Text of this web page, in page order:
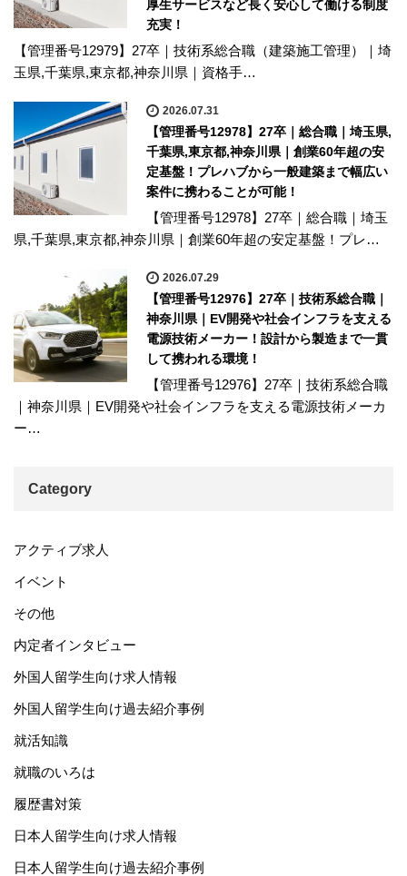
厚生サービスなど長く安心して働ける制度
充実！
【管理番号12979】27卒｜技術系総合職（建築施工管理）｜埼
玉県,千葉県,東京都,神奈川県｜資格手…
2026.07.31
【管理番号12978】27卒｜総合職｜埼玉県,
千葉県,東京都,神奈川県｜創業60年超の安
定基盤！プレハブから一般建築まで幅広い
案件に携わることが可能！
【管理番号12978】27卒｜総合職｜埼玉
県,千葉県,東京都,神奈川県｜創業60年超の安定基盤！プレ…
2026.07.29
【管理番号12976】27卒｜技術系総合職｜
神奈川県｜EV開発や社会インフラを支える
電源技術メーカー！設計から製造まで一貫
して携われる環境！
【管理番号12976】27卒｜技術系総合職
｜神奈川県｜EV開発や社会インフラを支える電源技術メーカ
ー…
Category
アクティブ求人
イベント
その他
内定者インタビュー
外国人留学生向け求人情報
外国人留学生向け過去紹介事例
就活知識
就職のいろは
履歴書対策
日本人留学生向け求人情報
日本人留学生向け過去紹介事例